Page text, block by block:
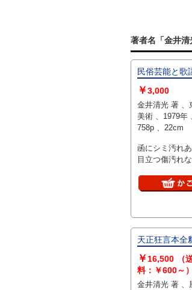
著者名「金井
民俗芸能と歌
￥3,000
金井清光 著 、東京
美術 、1979年 、
758p 、22cm
函にシミ汚れ
目立つ傷汚れ
天正狂言本全
￥ 16,500
（
料：￥600～）
金井清光 著 、風間